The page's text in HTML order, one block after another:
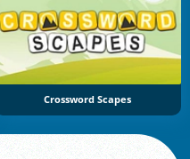
Crossword Scapes